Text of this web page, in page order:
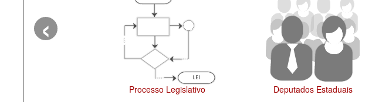
Deputados Estaduais Administração
‹